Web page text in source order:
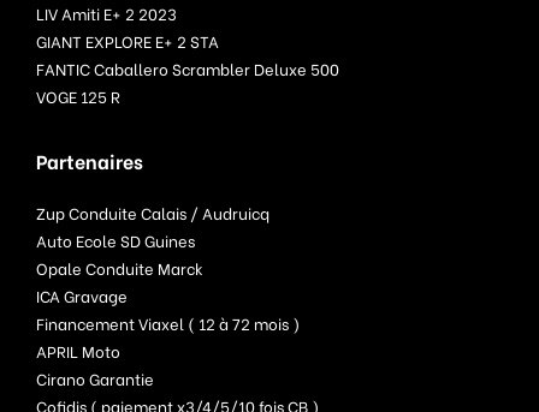
LIV Amiti E+ 2 2023
GIANT EXPLORE E+ 2 STA
FANTIC Caballero Scrambler Deluxe 500
VOGE 125 R
Partenaires
Zup Conduite Calais / Audruicq
Auto Ecole SD Guines
Opale Conduite Marck
ICA Gravage
Financement Viaxel ( 12 à 72 mois )
APRIL Moto
Cirano Garantie
Cofidis ( paiement x3/4/5/10 fois CB )